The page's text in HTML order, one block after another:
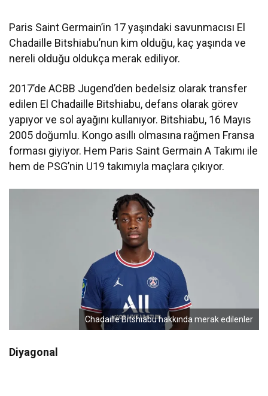
Paris Saint Germain’in 17 yaşındaki savunmacısı El
Chadaille Bitshiabu’nun kim olduğu, kaç yaşında ve
nereli olduğu oldukça merak ediliyor.
2017’de ACBB Jugend’den bedelsiz olarak transfer
edilen El Chadaille Bitshiabu, defans olarak görev
yapıyor ve sol ayağını kullanıyor. Bitshiabu, 16 Mayıs
2005 doğumlu. Kongo asıllı olmasına rağmen Fransa
forması giyiyor. Hem Paris Saint Germain A Takımı ile
hem de PSG’nin U19 takımıyla maçlara çıkıyor.
Chadaille Bitshiabu hakkında merak edilenler
Diyagonal